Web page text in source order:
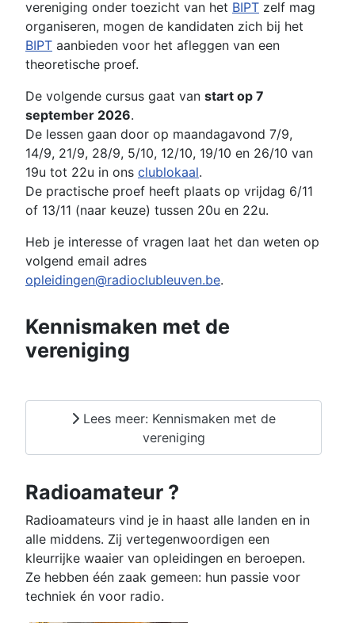
vereniging onder toezicht van het BIPT zelf mag
organiseren, mogen de kandidaten zich bij het
BIPT aanbieden voor het afleggen van een
theoretische proef.
De volgende cursus gaat van start op 7
september 2026.
De lessen gaan door op maandagavond 7/9,
14/9, 21/9, 28/9, 5/10, 12/10, 19/10 en 26/10 van
19u tot 22u in ons clublokaal.
De practische proef heeft plaats op vrijdag 6/11
of 13/11 (naar keuze) tussen 20u en 22u.
Heb je interesse of vragen laat het dan weten op
volgend email adres
opleidingen@radioclubleuven.be.
Kennismaken met de
vereniging
Lees meer: Kennismaken met de
vereniging
Radioamateur ?
Radioamateurs vind je in haast alle landen en in
alle middens. Zij vertegenwoordigen een
kleurrijke waaier van opleidingen en beroepen.
Ze hebben één zaak gemeen: hun passie voor
techniek én voor radio.